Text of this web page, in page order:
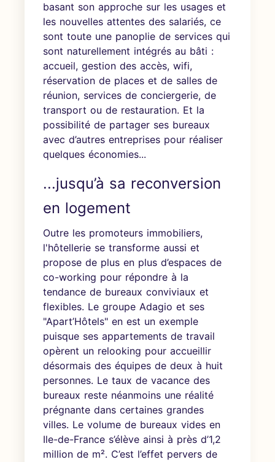
basant son approche sur les usages et
les nouvelles attentes des salariés, ce
sont toute une panoplie de services qui
sont naturellement intégrés au bâti :
accueil, gestion des accès, wifi,
réservation de places et de salles de
réunion, services de conciergerie, de
transport ou de restauration. Et la
possibilité de partager ses bureaux
avec d’autres entreprises pour réaliser
quelques économies...
...jusqu’à sa reconversion
en logement
Outre les promoteurs immobiliers,
l'hôtellerie se transforme aussi et
propose de plus en plus d’espaces de
co-working pour répondre à la
tendance de bureaux conviviaux et
flexibles. Le groupeAdagio et ses
"Apart’Hôtels" en est un exemple
puisque ses appartements de travail
opèrent un relooking pour accueillir
désormais des équipes de deux à huit
personnes. Le taux de vacance des
bureaux reste néanmoins une réalité
prégnante dans certaines grandes
villes. Le volume de bureaux vides en
Ile-de-France s’élève ainsi à près d’1,2
million de m². C’est l’effet pervers de